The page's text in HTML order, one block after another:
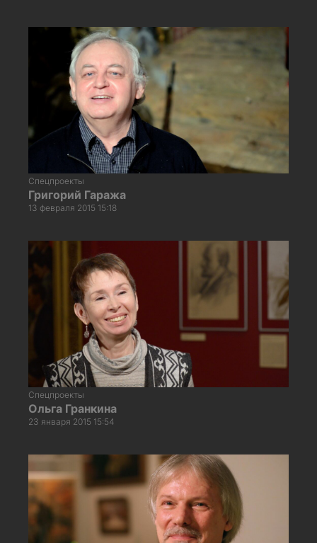
Спецпроекты
Григорий Гаража
13 февраля 2015 15:18
Спецпроекты
Ольга Гранкина
23 января 2015 15:54